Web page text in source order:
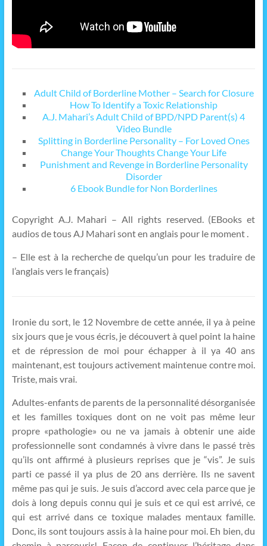
Adult Child of Borderline Mother – Search for Closure
How To Identify a Toxic Relationship
A.J. Mahari’s Adult Child of BPD/NPD Parent(s) 4
Video Bundle
Splitting in Borderline Personality – For Loved Ones
Change Your Thoughts Change Your Life
Punishment and Revenge in Borderline Personality
Disorder
6 Ebook Bundle for Non Borderlines
Copyright A.J. Mahari – All rights reserved. (EBooks et
audios de tous AJ Mahari sont en anglais pour le moment .
– Elle est à la recherche de quelqu’un pour les traduire de
l’anglais vers le français)
Ironie du sort, le 12 Novembre de cette année, il ya à peine
six jours que je vous écris, je découvert à quel point la haine
et de répression de moi pour échapper à il ya 40 ans
maintenant, est toujours activement maintenue contre moi.
Triste, mais vrai.
Adultes-enfants de parents de la personnalité désorganisée
et les familles toxiques dont on ne voit pas même leur
propre «pathologie» ou ne va jamais à obtenir une aide
professionnelle sont condamnés à vivre dans le passé très
qu’ils ont affirmé à plusieurs reprises que je “vis”. Je suis
parti ce passé il ya plus de 20 ans derrière. Ils ne savent
même pas qui je suis. Je suis d’accord avec cela parce que je
dois à long depuis connu qui je suis et ce qui est arrivé, ce
qui est arrivé dans ce toxique malades mentaux famille.
Donc, ils sont toujours assis à la haine pour moi. Eh bien, du